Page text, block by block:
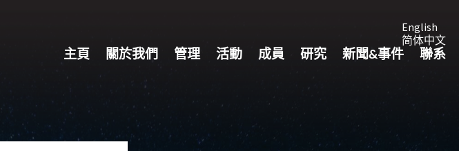
English
简体中文
主頁 關於我們 管理 活動 成員 研究 新聞&事件 聯系